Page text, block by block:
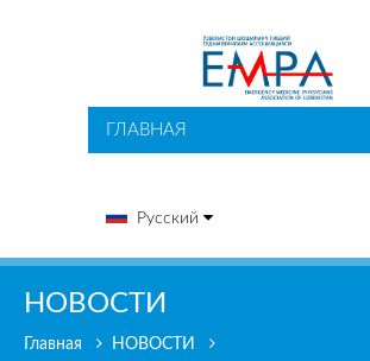
ГЛАВНАЯ
Русский
ПОИСК
НОВОСТИ
Главная НОВОСТИ